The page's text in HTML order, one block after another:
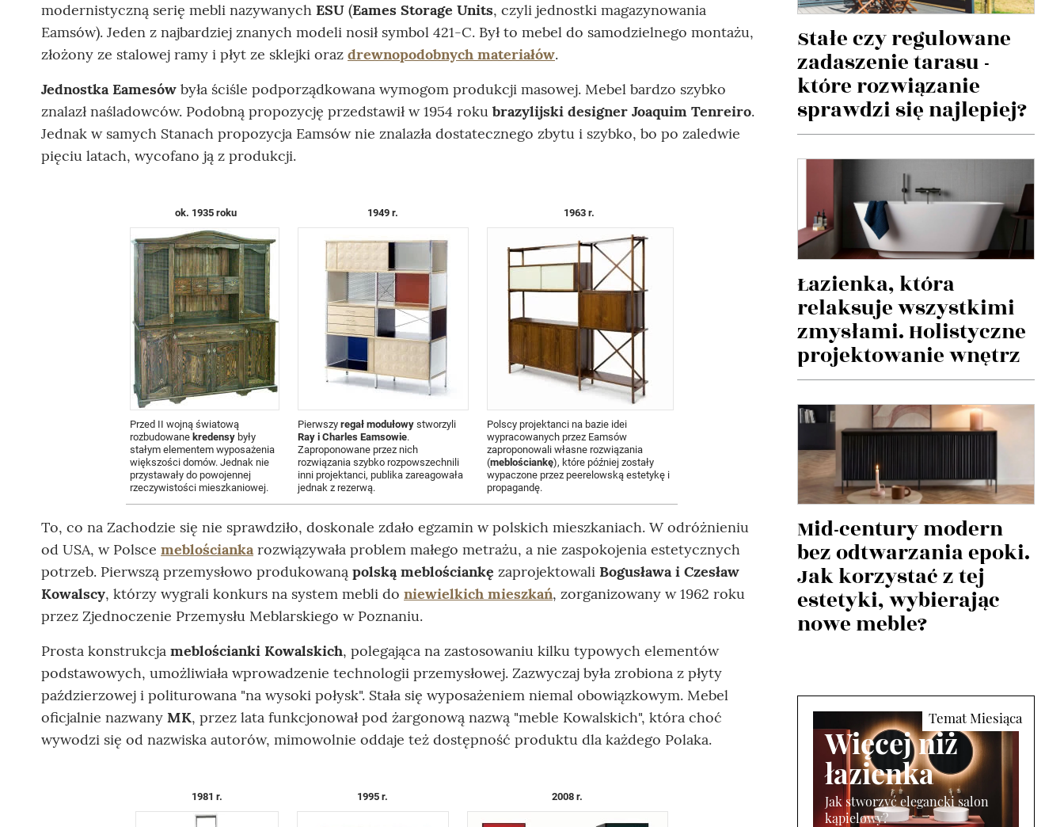
modernistyczną serię mebli nazywanych ESU (Eames Storage Units, czyli jednostki magazynowania
Eamsów). Jeden z najbardziej znanych modeli nosił symbol 421-C. Był to mebel do samodzielnego montażu,
złożony ze stalowej ramy i płyt ze sklejki oraz drewnopodobnych materiałów.
Jednostka Eamesów była ściśle podporządkowana wymogom produkcji masowej. Mebel bardzo szybko
znalazł naśladowców. Podobną propozycję przedstawił w 1954 roku brazylijski designer Joaquim Tenreiro.
Jednak w samych Stanach propozycja Eamsów nie znalazła dostatecznego zbytu i szybko, bo po zaledwie
pięciu latach, wycofano ją z produkcji.
ok. 1935 roku 1949 r. 1963 r.
Przed II wojną światową
rozbudowane kredensybyły
stałym elementem wyposażenia
większości domów. Jednak nie
przystawały do powojennej
rzeczywistości mieszkaniowej.
Pierwszy regał modułowystworzyli
Ray i Charles Eamsowie.
Zaproponowane przez nich
rozwiązania szybko rozpowszechnili
inni projektanci, publika zareagowała
jednak z rezerwą.
Polscy projektanci na bazie idei
wypracowanych przez Eamsów
zaproponowali własne rozwiązania
(meblościankę), które później zostały
wypaczone przez peerelowską estetykę i
propagandę.
To, co na Zachodzie się nie sprawdziło, doskonale zdało egzamin w polskich mieszkaniach. W odróżnieniu
od USA, w Polsce meblościankarozwiązywała problem małego metrażu, a nie zaspokojenia estetycznych
potrzeb. Pierwszą przemysłowo produkowaną polską meblościankę zaprojektowali Bogusława i Czesław
Kowalscy, którzy wygrali konkurs na system mebli do niewielkich mieszkań, zorganizowany w 1962 roku
przez Zjednoczenie Przemysłu Meblarskiego w Poznaniu.
Prosta konstrukcja meblościanki Kowalskich, polegająca na zastosowaniu kilku typowych elementów
podstawowych, umożliwiała wprowadzenie technologii przemysłowej. Zazwyczaj była zrobiona z płyty
paździerzowej i politurowana "na wysoki połysk". Stała się wyposażeniem niemal obowiązkowym. Mebel
oficjalnie nazwany MK, przez lata funkcjonował pod żargonową nazwą "meble Kowalskich", która choć
wywodzi się od nazwiska autorów, mimowolnie oddaje też dostępność produktu dla każdego Polaka.
1981 r. 1995 r. 2008 r.
Stałe czy regulowane
zadaszenie tarasu -
które rozwiązanie
sprawdzi się najlepiej?
Łazienka, która
relaksuje wszystkimi
zmysłami. Holistyczne
projektowanie wnętrz
Mid-century modern
bez odtwarzania epoki.
Jak korzystać z tej
estetyki, wybierając
nowe meble?
Więcej niż
łazienka
Jak stworzyć elegancki salon
kąpielowy?